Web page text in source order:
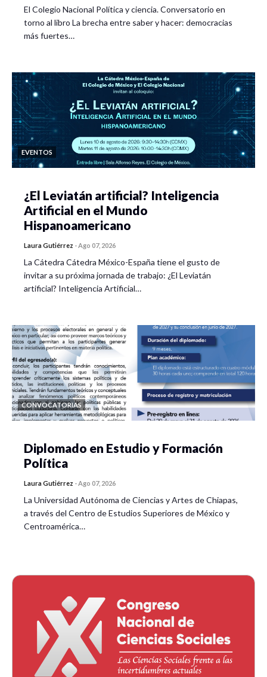
El Colegio Nacional Política y ciencia. Conversatorio en
torno al libro La brecha entre saber y hacer: democracias
más fuertes…
EVENTOS
¿El Leviatán artificial? Inteligencia
Artificial en el Mundo
Hispanoamericano
Laura Gutiérrez -Ago 07, 2026
La Cátedra Cátedra México-España tiene el gusto de
invitar a su próxima jornada de trabajo: ¿El Leviatán
artificial? Inteligencia Artificial…
CONVOCATORIAS
Diplomado en Estudio y Formación
Política
Laura Gutiérrez -Ago 07, 2026
La Universidad Autónoma de Ciencias y Artes de Chiapas,
a través del Centro de Estudios Superiores de México y
Centroamérica…